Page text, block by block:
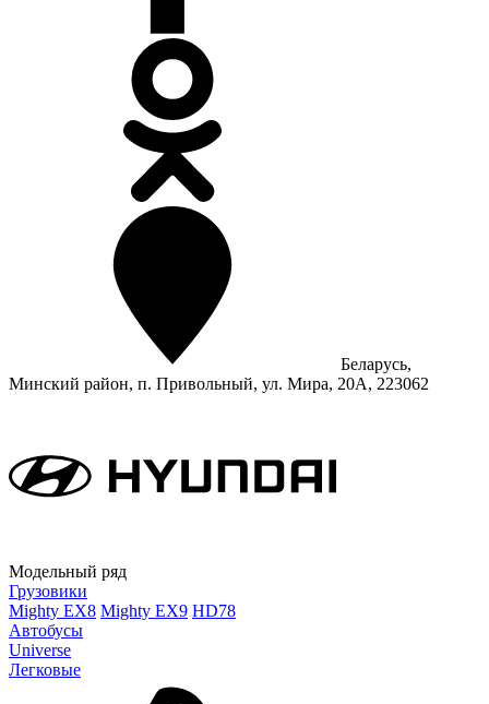
Беларусь,
Минский район, п. Привольный, ул. Мира, 20А, 223062
Модельный ряд
Грузовики
Mighty EX8 Mighty EX9 HD78
Автобусы
Universe
Легковые